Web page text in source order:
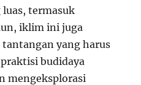
termasuk
iklim ini juga
yang harus
budidaya
mengeksplorasi